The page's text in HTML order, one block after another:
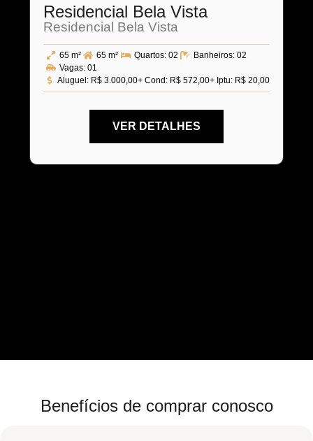
Residencial Bela Vista
Residencial Bela Vista
65 m² 65 m² Quartos: 02 Banheiros: 02
Vagas: 01
Aluguel: R$ 3.000,00+ Cond: R$ 572,00+ Iptu: R$ 20,00
VER DETALHES
Benefícios de comprar conosco